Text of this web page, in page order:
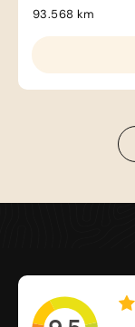
93.568 km